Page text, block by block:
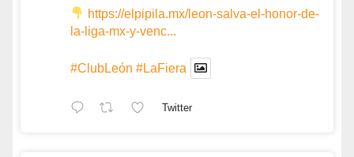
https://elpipila.mx/leon-salva-el-honor-de-
la-liga-mx-y-venc...
#ClubLeón #LaFiera
Twitter